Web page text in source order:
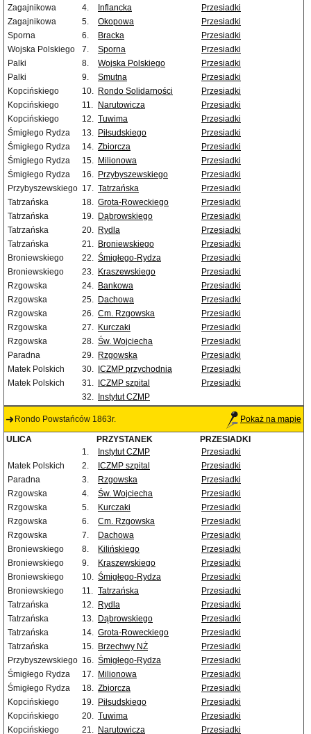
Zagajnikowa
4. Inflancka
Przesiadki
Zagajnikowa
5. Okopowa
Przesiadki
Sporna
6. Bracka
Przesiadki
Wojska Polskiego
7. Sporna
Przesiadki
Palki
8. Wojska Polskiego
Przesiadki
Palki
9. Smutna
Przesiadki
Kopcińskiego
10. Rondo Solidarności
Przesiadki
Kopcińskiego
11. Narutowicza
Przesiadki
Kopcińskiego
12. Tuwima
Przesiadki
Śmigłego Rydza
13. Piłsudskiego
Przesiadki
Śmigłego Rydza
14. Zbiorcza
Przesiadki
Śmigłego Rydza
15. Milionowa
Przesiadki
Śmigłego Rydza
16. Przybyszewskiego
Przesiadki
Przybyszewskiego 17. Tatrzańska
Przesiadki
Tatrzańska
18. Grota-Roweckiego
Przesiadki
Tatrzańska
19. Dąbrowskiego
Przesiadki
Tatrzańska
20. Rydla
Przesiadki
Tatrzańska
21. Broniewskiego
Przesiadki
Broniewskiego
22. Śmigłego-Rydza
Przesiadki
Broniewskiego
23. Kraszewskiego
Przesiadki
Rzgowska
24. Bankowa
Przesiadki
Rzgowska
25. Dachowa
Przesiadki
Rzgowska
26. Cm. Rzgowska
Przesiadki
Rzgowska
27. Kurczaki
Przesiadki
Rzgowska
28. Św. Wojciecha
Przesiadki
Paradna
29. Rzgowska
Przesiadki
Matek Polskich
30. ICZMP przychodnia
Przesiadki
Matek Polskich
31. ICZMP szpital
Przesiadki
32.
Instytut CZMP
Rondo Powstańców 1863r. Pokaż na mapie
ULICA PRZYSTANEK
PRZESIADKI
1.
Instytut CZMP
Przesiadki
Matek Polskich
2. ICZMP szpital
Przesiadki
Paradna
3. Rzgowska
Przesiadki
Rzgowska
4. Św. Wojciecha
Przesiadki
Rzgowska
5. Kurczaki
Przesiadki
Rzgowska
6. Cm. Rzgowska
Przesiadki
Rzgowska
7. Dachowa
Przesiadki
Broniewskiego
8. Kilińskiego
Przesiadki
Broniewskiego
9. Kraszewskiego
Przesiadki
Broniewskiego
10. Śmigłego-Rydza
Przesiadki
Broniewskiego
11. Tatrzańska
Przesiadki
Tatrzańska
12. Rydla
Przesiadki
Tatrzańska
13. Dąbrowskiego
Przesiadki
Tatrzańska
14. Grota-Roweckiego
Przesiadki
Tatrzańska
15. Brzechwy NŻ
Przesiadki
Przybyszewskiego 16. Śmigłego-Rydza
Przesiadki
Śmigłego Rydza
17. Milionowa
Przesiadki
Śmigłego Rydza
18. Zbiorcza
Przesiadki
Kopcińskiego
19. Piłsudskiego
Przesiadki
Kopcińskiego
20. Tuwima
Przesiadki
Kopcińskiego
21. Narutowicza Przesiadki